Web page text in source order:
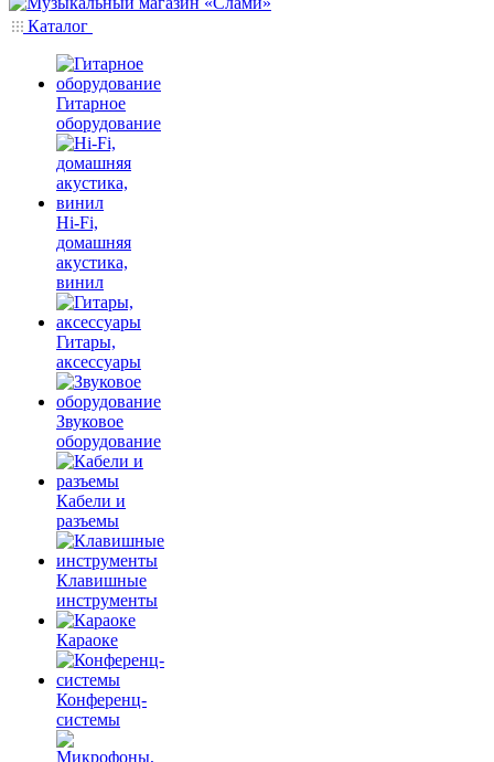
Каталог
Гитарное
оборудование
Hi-Fi,
домашняя
акустика,
винил
Гитары,
аксессуары
Звуковое
оборудование
Кабели и
разъемы
Клавишные
инструменты
Караоке
Конференц-
системы